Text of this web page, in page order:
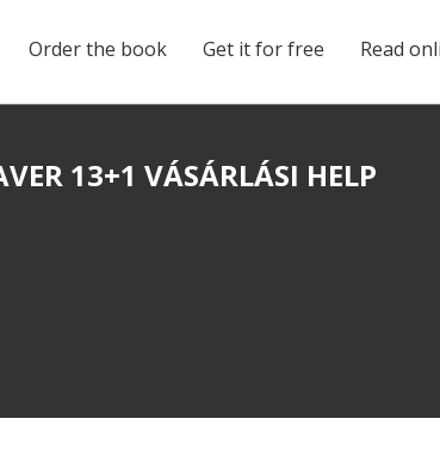
Order the book Get it for free Read
13+1 VÁSÁRLÁSI HELP